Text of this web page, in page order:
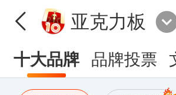
亚克力板
十大品牌 品牌投票